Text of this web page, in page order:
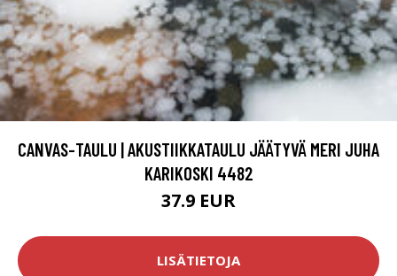
CANVAS-TAULU | AKUSTIIKKATAULU JÄÄTYVÄ MERI JUHA
KARIKOSKI 4482
37.9 EUR
LISÄTIETOJA